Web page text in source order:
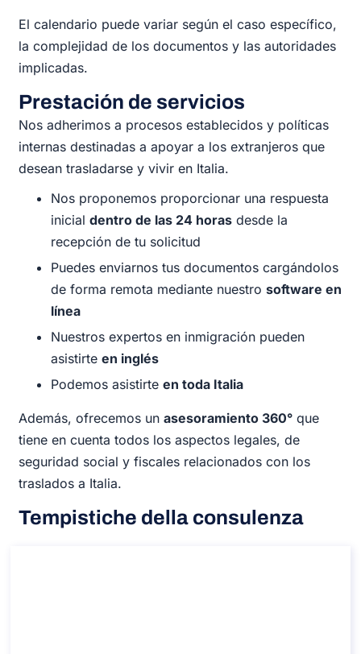
El calendario puede variar según el caso específico,
la complejidad de los documentos y las autoridades
implicadas.
Prestación de servicios
Nos adherimos a procesos establecidos y políticas
internas destinadas a apoyar a los extranjeros que
desean trasladarse y vivir en Italia.
Nos proponemos proporcionar una respuesta
inicialdentro de las 24 horas desde la
recepción de tu solicitud
Puedes enviarnos tus documentos cargándolos
de forma remota mediante nuestrosoftware en
línea
Nuestros expertos en inmigración pueden
asistirteen inglés
Podemos asistirteen toda Italia
Además, ofrecemos unasesoramiento 360° que
tiene en cuenta todos los aspectos legales, de
seguridad social y fiscales relacionados con los
traslados a Italia.
Tempistiche della consulenza​